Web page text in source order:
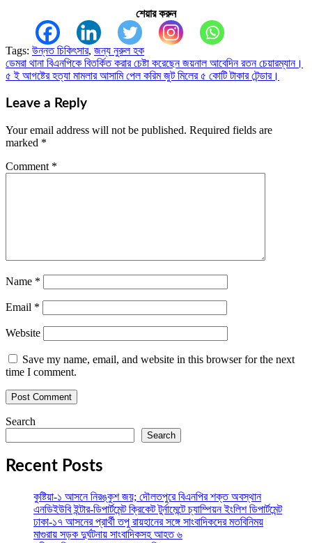
শেয়ার করুন
Tags: উন্নত চিকিৎসার, জন্য নুরুল হক
Post
navigation
ডেমরা থানা বিএনপিকে বিতর্কিত করার চেষ্টা করেছেন জয়নাল আবেদিন রতন চেয়ারম্যান।
৫ ই আগষ্টের হত্যা মামলার আসামি পেল করিম জুট মিলের ৫ কোটি টাকার টেন্ডার।
Leave a Reply
Your email address will not be published. Required fields are
marked *
Comment *
Name *
Email *
Website
Save my name, email, and website in this browser for the next
time I comment.
Search
Search
Recent Posts
কুষ্টিয়া-১ আসনে নিরঙ্কুশ জয়; দৌলতপুরে বিএনপির শক্ত অবস্থান
এনডিইউবি ইন্টার-ডিপার্টমেন্ট ক্রিকেট টুর্নামেন্টে চ্যাম্পিয়ন ইংলিশ ডিপার্টমেন্ট
ঢাকা-১৭ আসনের প্রার্থী তপু রায়হানের সঙ্গে সাংবাদিকদের মতবিনিময়
মাগুরায় সড়ক দুর্ঘটনায় সাংবাদিকসহ আহত ৬